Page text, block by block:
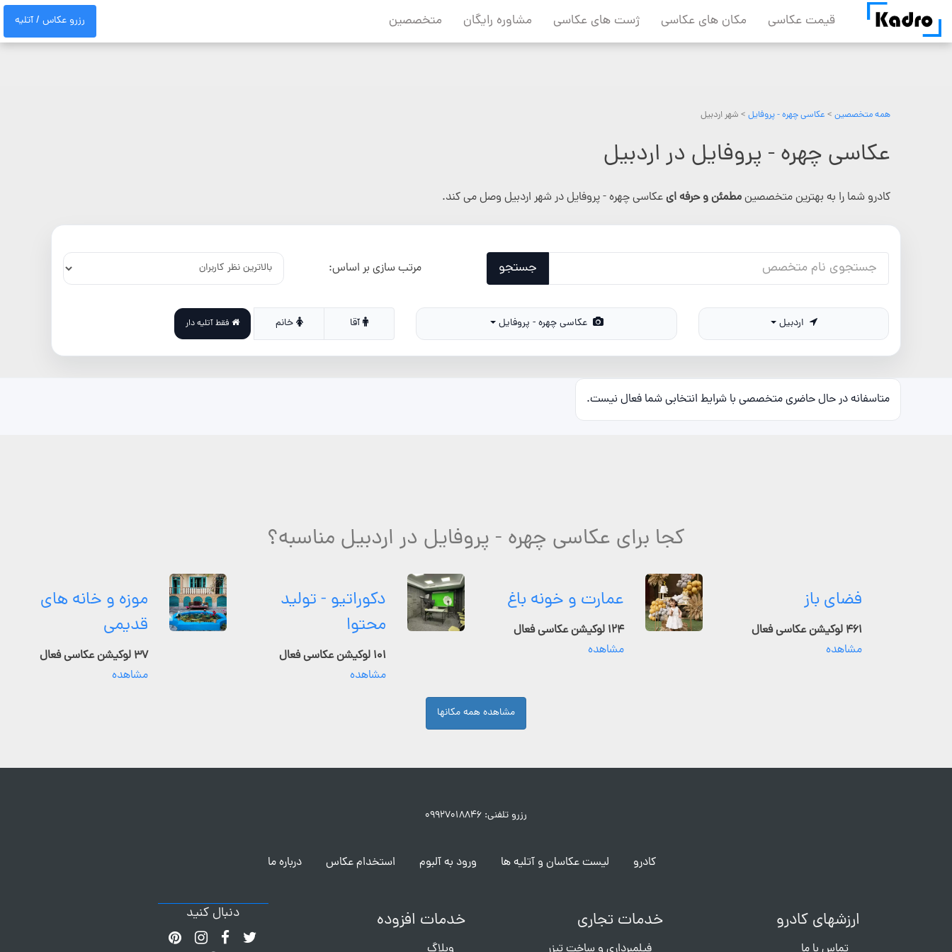
content
قیمت عکاسی مکان های عکاسی ژست های عکاسی مشاوره رایگان متخصصین رزرو عکاس / آتلیه
همه متخصصین > عکاسی چهره - پروفایل > شهر اردبیل
عکاسی چهره - پروفایل در اردبیل
کادرو شما را به بهترین متخصصینمطمئن و حرفه ایعکاسی چهره - پروفایل در شهر اردبیل وصل می کند.
جستجو مرتب سازی بر اساس:
عکاسی چهره - پروفایل آقا خانم فقط آتلیه دار
متاسفانه در حال حاضری متخصصی با شرایط انتخابی شما فعال نیست.
کجا برای عکاسی چهره - پروفایل در اردبیل مناسبه؟
فضای باز
۴۶۱ لوکیشن عکاسی فعال
مشاهده
عمارت و خونه باغ
۱۲۴ لوکیشن عکاسی فعال
مشاهده
دکوراتیو - تولید
محتوا
۱۰۱ لوکیشن عکاسی فعال
مشاهده
موزه و خانه های
قدیمی
۳۷ لوکیشن عکاسی فعال
مشاهده
مشاهده همه مکانها
رزرو تلفنی: ۰۹۹۲۷۰۱۸۸۴۶
کادرو لیست عکاسان و آتلیه ها ورود به آلبوم استخدام عکاس درباره ما
ارزشهای کادرو خدمات تجاری خدمات افزوده دنبال کنید